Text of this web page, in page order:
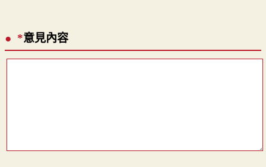
*意見內容